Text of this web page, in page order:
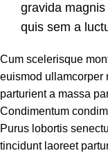
gravida
quis sem a
Cum scelerisque
euismod ullamcorper
parturient a massa
Condimentum
Purus lobortis
tincidunt laoreet